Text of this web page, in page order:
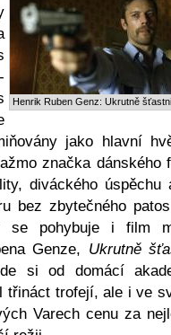
Henrik Ruben Genz: Ukrutně šťastni
jako hlavní
značka dánského
diváckého úspěchu
bez zbytečného
se pohybuje i film
Genze, Ukrutně
si od domácí
třináct trofejí, ale i ve
Varech cenu za